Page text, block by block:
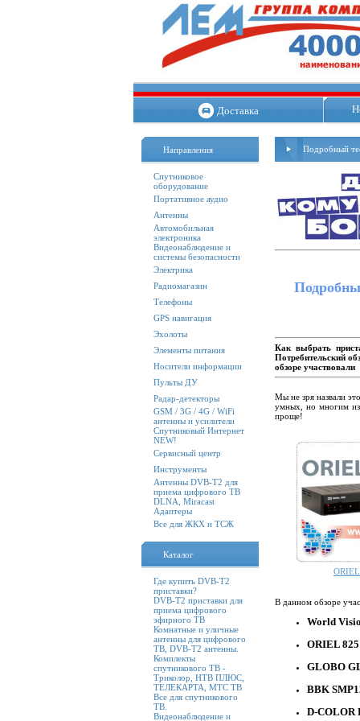
Доставка
Направления
Спутниковое
оборудование
Портативное аудио
Антенны
Автомобильная
электроника
Видеонаблюдение и
системы безопасности
Электрика
Радиомагазин
Телефоны
GPS навигация
Эхолоты
Элементы питания
Носители информации
Пульты ДУ
Радар-детекторы
GSM / 3G / 4G / WiFi
антенны и усилители
Спутниковый Интернет
NEW!
Сервисный центр
Инструменты
Антенны DVB-T2 для
приема цифрового ТВ
DLNA, Miracast
Адаптеры
Все для ЖКХ и ТСЖ
Каталог
Где купить DVB-T2
приставки?
DVB-T2 приставки для
приема цифрового
эфирного ТВ
Комнатные и уличные
антенны для цифрового
ТВ, DVB-T2 антенны.
Комплекты
спутникового ТВ -
Триколор, НТВ ПЛЮС,
ТЕЛЕКАРТА, МТС ТВ
Все для спутникового
ТВ.
Видеонаблюдение и
Подробный
Как выбрать
Потребительский
обзоре
Мы не зря назвали
умных, но многим
проще!
В данном обзоре
World
ORIEL 825
GLOBO
BBK
D-COLOR